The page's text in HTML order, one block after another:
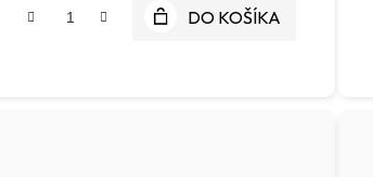
DO KOŠÍKA